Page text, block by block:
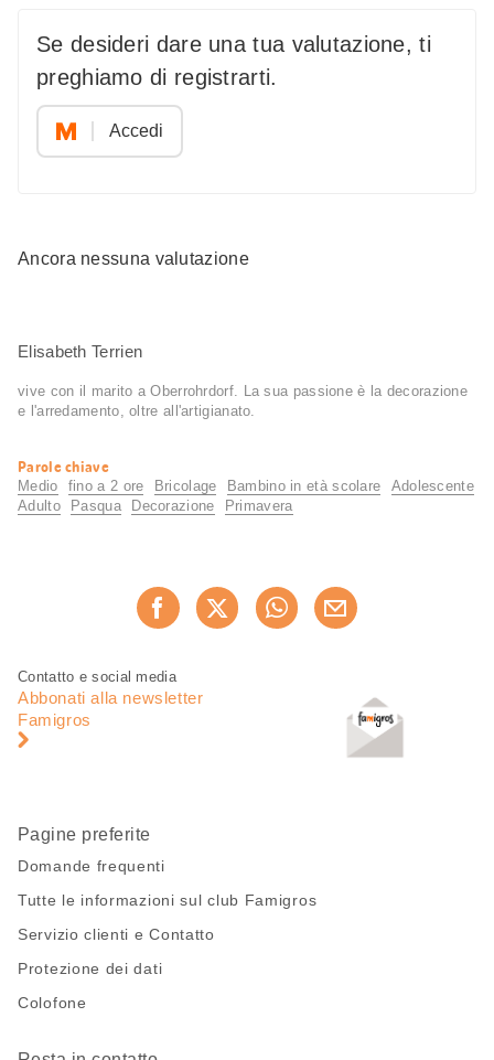
Se desideri dare una tua valutazione, ti
preghiamo di registrarti.
Accedi
Ancora nessuna valutazione
Elisabeth Terrien
vive con il marito a Oberrohrdorf. La sua passione è la decorazione
e l'arredamento, oltre all'artigianato.
Informazioni
utili
Parole chiave
Medio fino a 2 ore Bricolage Bambino in età scolare
Adolescente
Adulto
Pasqua Decorazione Primavera
Consiglia ora
Piè
pagina
Navigazione
pagina
Contatto e social media
Abbonati alla newsletter
Famigros
Pagine preferite
Domande frequenti
Tutte le informazioni sul club Famigros
Servizio clienti e Contatto
Protezione dei dati
Colofone